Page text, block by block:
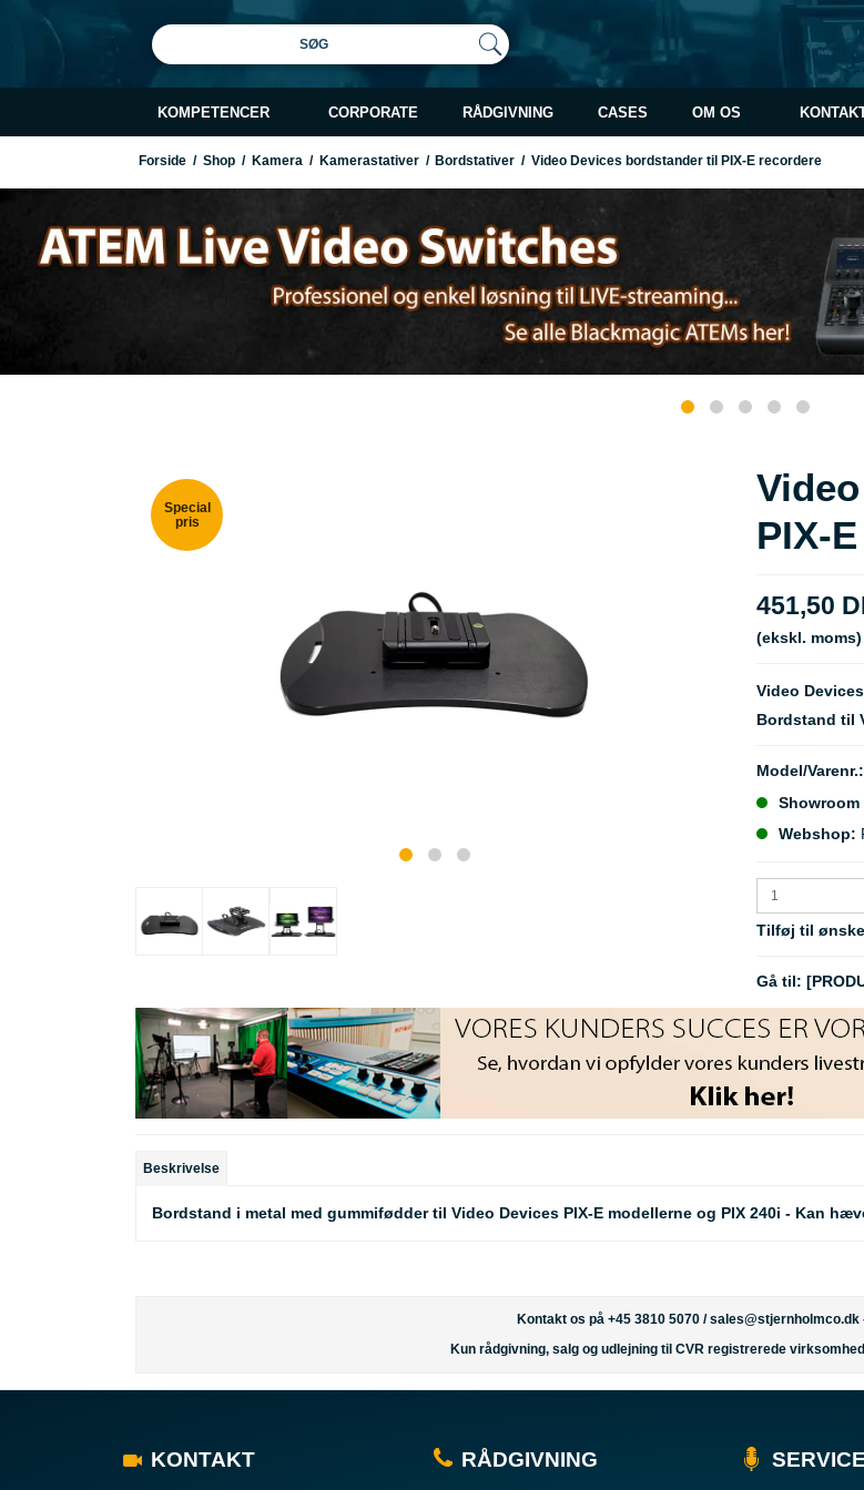
SØG
KOMPETENCER CORPORATE RÅDGIVNING CASES OM OS
Forside / Shop / Kamera / Kamerastativer / Bordstativer / Video Devices bordstander til PIX-E recordere
Special
pris
PIX-
451,50
(ekskl. moms)
Video Devices
Bordstand til
Model/Varenr.:
Showroom
Webshop:
Tilføj til
Gå til:
Beskrivelse
Bordstand i metal med gummifødder til Video Devices PIX-E modellerne og PIX 240i - Kan
Kontakt os på +45 3810 5070 /sales@stjernholmco.dk
Kun rådgivning, salg og udlejning til CVR registrerede
KONTAKT RÅDGIVNING